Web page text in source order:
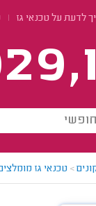
לדעת על טכנאי גז
> טכנאי גז